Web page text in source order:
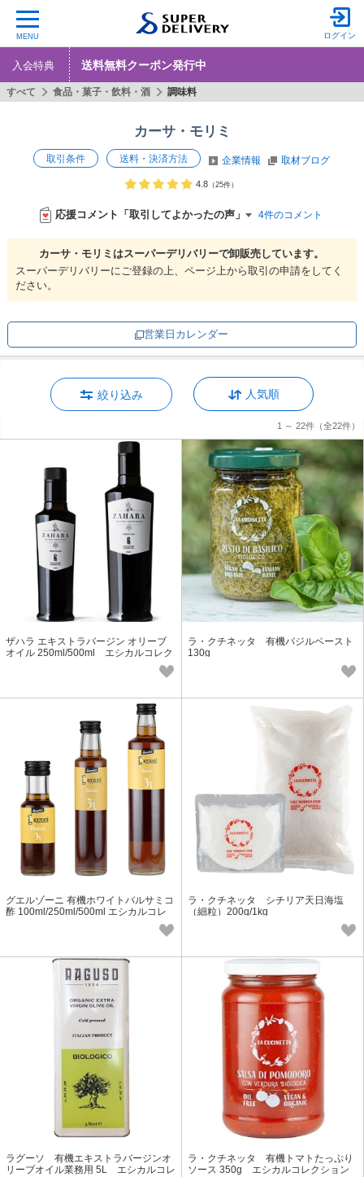
MENU ログイン
入会特典 送料無料クーポン発行中
カーサ・モリミ
取引条件 送料・決済方法 企業情報 取材ブログ
4.8 （25件）
応援コメント「取引してよかったの声」 4件のコメント
カーサ・モリミはスーパーデリバリーで卸販売しています。
スーパーデリバリーにご登録の上、ページ上から取引の申請をしてく
ださい。
営業日カレンダー
すべて 食品・菓子・飲料・酒 調味料
絞り込み 人気順
1 ～ 22件 （全22件）
ザハラ エキストラバージン オリーブ
オイル 250ml/500ml エシカルコレク
ラ・クチネッタ 有機バジルペースト
130g
グエルゾーニ 有機ホワイトバルサミコ
酢 100ml/250ml/500ml エシカルコレ
ラ・クチネッタ シチリア天日海塩
（細粒）200g/1kg
ラグーソ 有機エキストラバージンオ
リーブオイル業務用 5L エシカルコレ
ラ・クチネッタ 有機トマトたっぷり
ソース 350g エシカルコレクション